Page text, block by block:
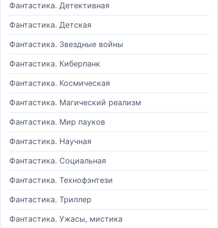
Фантастика. Детективная
Фантастика. Детская
Фантастика. Звездные войны
Фантастика. Киберпанк
Фантастика. Космическая
Фантастика. Магический реализм
Фантастика. Мир пауков
Фантастика. Научная
Фантастика. Социальная
Фантастика. Технофэнтези
Фантастика. Триллер
Фантастика. Ужасы, мистика